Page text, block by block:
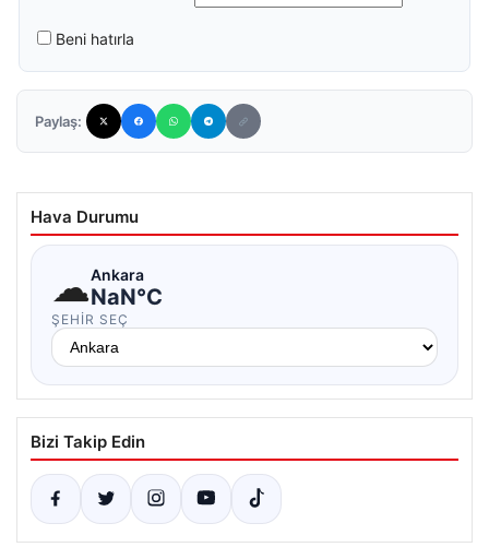
Beni hatırla
Paylaş:
Hava Durumu
☁Ankara
NaN°C
ŞEHIR SEÇ
Bizi Takip Edin